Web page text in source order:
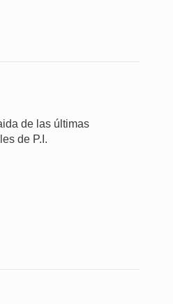
de las últimas
de P.I.